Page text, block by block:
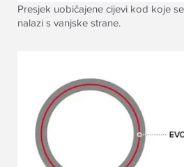
Presjek uobičajene cijevi kod koje
nalazi s vanjske strane.